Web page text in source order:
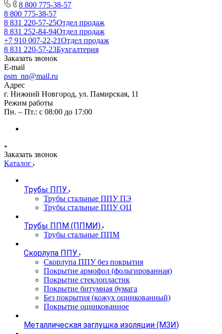
8 800 775-38-57
8 800 775-38-57
8 831 220-57-25Отдел продаж
8 831 252-84-94Отдел продаж
+7 910 007-22-21Отдел продаж
8 831 220-57-23Бухгалтерия
Заказать звонок
E-mail
psm_nn@mail.ru
Адрес
г. Нижний Новгород, ул. Памирская, 11
Режим работы
Пн. – Пт.: с 08:00 до 17:00
Заказать звонок
Каталог
Трубы ППУ
Трубы стальные ППУ ПЭ
Трубы стальные ППУ ОЦ
Трубы ППМ (ППМИ)
Трубы стальные ППМ
Скорлупа ППУ
Скорлупа ППУ без покрытия
Покрытие армофол (фольгированная)
Покрытие стеклопластик
Покрытие битумная бумага
Без покрытия (кожух оцинкованный)
Покрытие оцинкованное
Металлическая заглушка изоляции (МЗИ)